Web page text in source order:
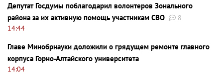
Депутат Госдумы поблагодарил волонтеров Зонального
района за их активную помощь участникам СВО
8
14:44
Главе Минобрнауки доложили о грядущем ремонте главного
корпуса Горно-Алтайского университета
14:04